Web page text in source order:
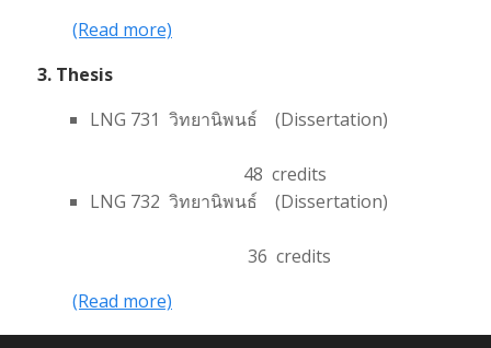
(Read more)
3. Thesis
LNG 731 วิทยานิพนธ์ (Dissertation)
48 credits
LNG 732 วิทยานิพนธ์ (Dissertation)
36 credits
(Read more)